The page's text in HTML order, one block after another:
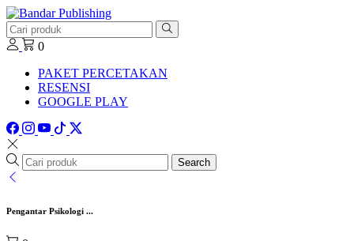
0
PAKET PERCETAKAN
RESENSI
GOOGLE PLAY
Search
Pengantar Psikologi ...